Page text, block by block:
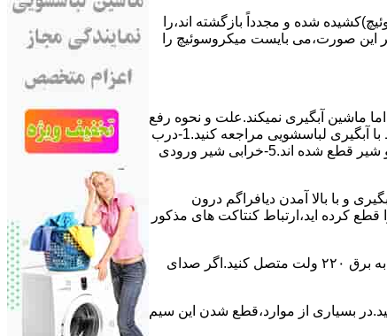
شده و مجدداً بازگشته اند،را
اﯾﻦ ﺻﻮرت،می بایست ﻣﯿﮑﺮوﺳﻮﺋﯿﭻ را
ﻣﺎﺷﯿﻦ آﺑﮕﯿﺮی نمیکند.ﻋﻠﺖ و نحوه رﻓﻊ
مشکل:آبگیری کند ماشین لباسشویی و یا آبگیر نکردن آن می تواند دلایل متفاوتی داشته باشد.برای مطالعه بیشتر می توانید به مشکلات مرتبط با آبگیری لباسشویی مراجعه کنید.1-درب
ﻣﺎﺷﯿﻦ ﺑﺎز اﺳﺖ.2-ﻣﯿﮑﺮوﺳﻮﺋﯿﭻ ﺧﺮاب اﺳﺖ.3-ﻫﯿﺪرواﺳﺘﺎت ﺧﺮاب اﺳﺖ.4-سیمهای راﺑﻂ ﺑﯿﻦ ﮐﻠﯿﺪ ﺗﺎﯾﻤﺮ لباسشویی،ﻣﯿﮑﺮوﺳﻮﺋﯿﭻ،ﻫﯿﺪرواﺳﺘﺎت و ﺷﯿﺮ ﻗﻄﻊ ﺷﺪه اند.5-خرابی شیر ورودی
رﻓﻊ:ﭘﺲ از اﺗﻤﺎم عمل آﺑﮕﯿﺮی و ﺑﺎ ﺑﺎﻻ آﻣﺪن دﯾﺎﻓﺮاﮔﻢ درون
ﺑﺮق ﻣﺎﺷﯿﻦ را ﻗﻄﻊ کرده اید،ارﺗﺒﺎط ﮐﻨﺘﺎﮐﺖ ﻫﺎی ﻣﺬﮐﻮر
۲٫ ﻣﻮﺗﻮر ﺗﺎﯾﻤﺮ لباسشویی ﺳﻮﺧﺘﻪ اﺳﺖ.نحوه رﻓﻊ:سیمهای ﺑﻮﺑﯿﻦ ﻣﻮﺗﻮر ﺗﺎﯾﻤﺮ ماشین لباسشویی را از ﺳﺎﯾﺮ قسمتهای ﻣﺪار ﺟﺪا کرده و مستقیماً ﺑﻪ برق ۲۲۰ وﻟﺖ ﻣﺘﺼﻞ کنید.اﮔﺮ ﺻﺪای
ﺑﺴﯿﺎری از موارد،ﻗﻄﻊ ﺷﺪن اﯾﻦ ﺳﯿﻢ